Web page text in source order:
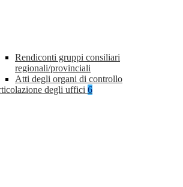
Rendiconti gruppi consiliari
regionali/provinciali
Atti degli organi di controllo
degli uffici 6